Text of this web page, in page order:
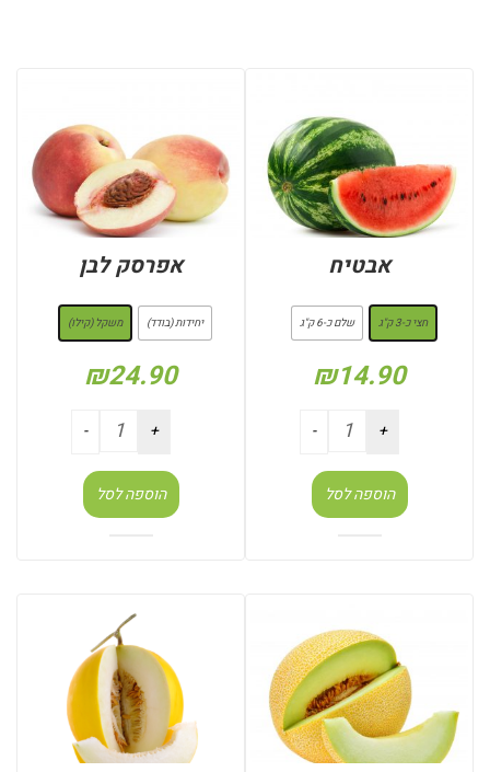
אבטיח
חצי כ-3 ק"ג שלם כ-6 ק"ג
₪14.90
הוספה לסל
אפרסק לבן
יחידות (בודד) משקל (קילו)
₪24.90
הוספה לסל